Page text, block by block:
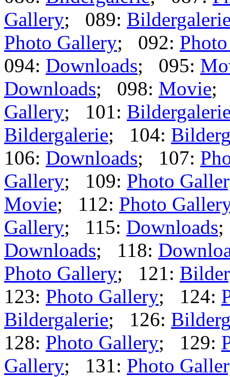
Gallery; 089:
Photo Gallery; 092:
094: Downloads; 095:
Downloads; 098: Movie;
Gallery; 101:
Bildergalerie; 104:
106: Downloads; 107:
Gallery; 109: Photo
Movie; 112: Photo
Gallery; 115: Downloads
Downloads; 118:
Photo Gallery; 121:
123: Photo Gallery; 124:
Bildergalerie; 126:
128: Photo Gallery; 129:
Gallery; 131: Photo